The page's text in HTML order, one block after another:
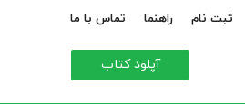
ثبت نام راهنما تماس با ما
آپلود کتاب